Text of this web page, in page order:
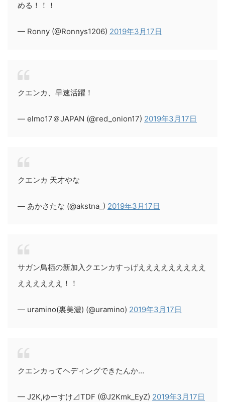
める！！！
— Ronny (@Ronnys1206) 2019年3月17日
クエンカ、早速活躍！
— elmo17＠JAPAN (@red_onion17) 2019年3月17日
クエンカ 天才やな
— あかさたな (@akstna_) 2019年3月17日
サガン鳥栖の新加入クエンカすっげえええええええええ
ええええええ！！
— uramino(裏美濃) (@uramino) 2019年3月17日
クエンカってヘディングできたんか…
— J2K,ゆーすけ⊿TDF (@J2Kmk_EyZ) 2019年3月17日